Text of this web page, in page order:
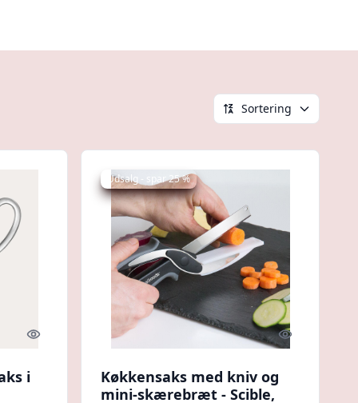
Sortering
Quick look
i
Udsalg - spar 25 %
Quick look
Køkkensaks med kniv og
mini-skærebræt - Scible,